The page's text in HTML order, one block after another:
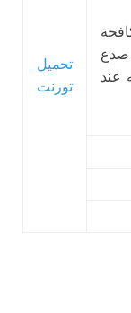
تحميل
تورنت
صدع
عند